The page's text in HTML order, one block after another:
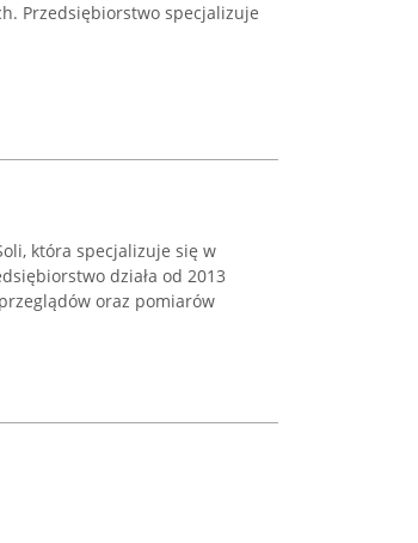
Przedsiębiorstwo specjalizuje
która specjalizuje się w
działa od 2013
oraz pomiarów